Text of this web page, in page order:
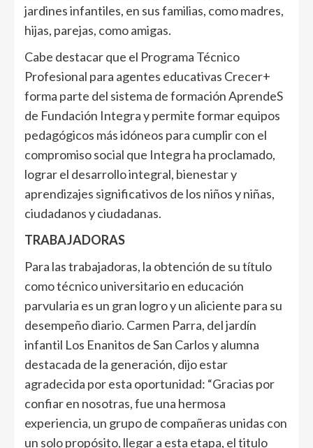
jardines infantiles, en sus familias, como madres,
hijas, parejas, como amigas.
Cabe destacar que el Programa Técnico
Profesional para agentes educativas Crecer+
forma parte del sistema de formación AprendeS
de Fundación Integra y permite formar equipos
pedagógicos más idóneos para cumplir con el
compromiso social que Integra ha proclamado,
lograr el desarrollo integral, bienestar y
aprendizajes significativos de los niños y niñas,
ciudadanos y ciudadanas.
TRABAJADORAS
Para las trabajadoras, la obtención de su título
como técnico universitario en educación
parvularia es un gran logro y un aliciente para su
desempeño diario. Carmen Parra, del jardín
infantil Los Enanitos de San Carlos y alumna
destacada de la generación, dijo estar
agradecida por esta oportunidad: “Gracias por
confiar en nosotras, fue una hermosa
experiencia, un grupo de compañeras unidas con
un solo propósito, llegar a esta etapa, el titulo